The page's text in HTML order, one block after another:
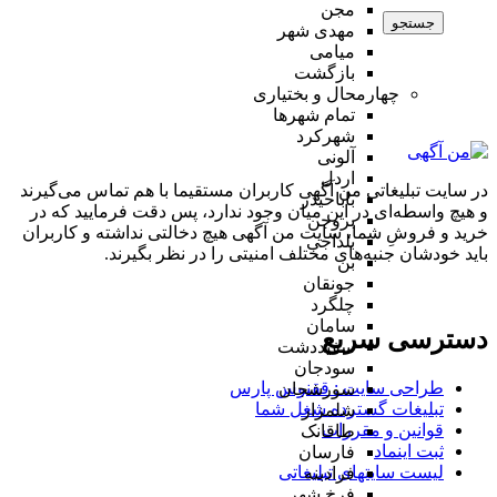
مجن
مهدی شهر
میامی
بازگشت
چهارمحال و بختیاری
تمام شهر‌ها
شهرکرد
آلونی
اردل
باباحیدر
بروجن
بلداجی
بن
جونقان
چلگرد
سامان
سفیددشت
سودجان
سورشجان
شلمزار
طاقانک
فارسان
فرادبنه
جستجو
در سایت تبلیغاتی من آگهی کاربران مستقیما با هم تماس می‌گیرند
و هیچ واسطه‌ای در این میان وجود ندارد، پس دقت فرمایید که در
خرید و فروشِ شما، سایت من آگهی هیچ دخالتی نداشته و کاربران
باید خودشان جنبه‌های مختلف امنیتی را در نظر بگیرند.
دسترسی سریع
طراحی سایت :‌ ققنوس پارس
تبلیغات گسترده شغل شما
قوانین و مقررات
ثبت اینماد
لیست سایتهای تبلیغاتی